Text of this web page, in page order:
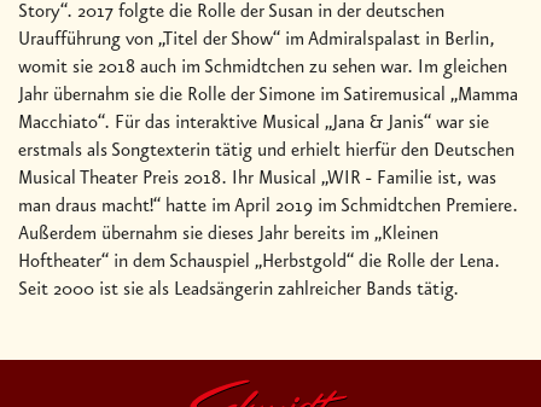
Story“. 2017 folgte die Rolle der Susan in der deutschen
Uraufführung von „Titel der Show“ im Admiralspalast in Berlin,
womit sie 2018 auch im Schmidtchen zu sehen war. Im gleichen
Jahr übernahm sie die Rolle der Simone im Satiremusical „Mamma
Macchiato“. Für das interaktive Musical „Jana & Janis“ war sie
erstmals als Songtexterin tätig und erhielt hierfür den Deutschen
Musical Theater Preis 2018. Ihr Musical „WIR - Familie ist, was
man draus macht!“ hatte im April 2019 im Schmidtchen Premiere.
Außerdem übernahm sie dieses Jahr bereits im „Kleinen
Hoftheater“ in dem Schauspiel „Herbstgold“ die Rolle der Lena.
Seit 2000 ist sie als Leadsängerin zahlreicher Bands tätig.